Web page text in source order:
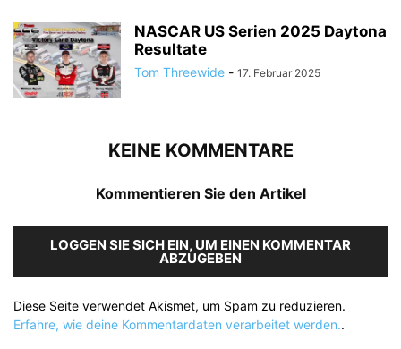
NASCAR US Serien 2025 Daytona
Resultate
Tom Threewide - 17. Februar 2025
KEINE KOMMENTARE
Kommentieren Sie den Artikel
LOGGEN SIE SICH EIN, UM EINEN KOMMENTAR
ABZUGEBEN
Diese Seite verwendet Akismet, um Spam zu reduzieren.
Erfahre, wie deine Kommentardaten verarbeitet werden..